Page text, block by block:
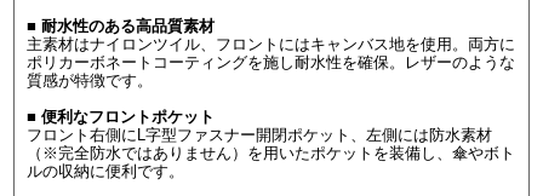
■ 耐水性のある高品質素材
主素材はナイロンツイル、フロントにはキャンバス地を使用。両方に
ポリカーボネートコーティングを施し耐水性を確保。レザーのような
質感が特徴です。
■ 便利なフロントポケット
フロント右側にL字型ファスナー開閉ポケット、左側には防水素材
（※完全防水ではありません）を用いたポケットを装備し、傘やボト
ルの収納に便利です。